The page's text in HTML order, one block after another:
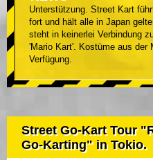
Unterstützung. Street Kart
fort und hält alle in Japan
steht in keinerlei Verbindung
'Mario Kart'. Kostüme aus der
Verfügung.
Street Go-Kart Tour
Go-Karting" in Tokio.